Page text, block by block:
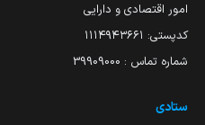
امور اقتصادی و دارایی
کدپستی: ۱۱۱۴۹۴۳۶۶۱
شماره تماس : 39909000
ستادی